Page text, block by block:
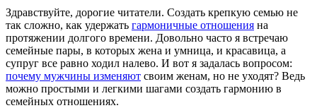
Здравствуйте, дорогие читатели. Создать крепкую семью не
так сложно, как удержать гармоничные отношения на
протяжении долгого времени. Довольно часто я встречаю
семейные пары, в которых жена и умница, и красавица, а
супруг все равно ходил налево. И вот я задалась вопросом:
почему мужчины изменяют своим женам, но не уходят? Ведь
можно простыми и легкими шагами создать гармонию в
семейных отношениях.